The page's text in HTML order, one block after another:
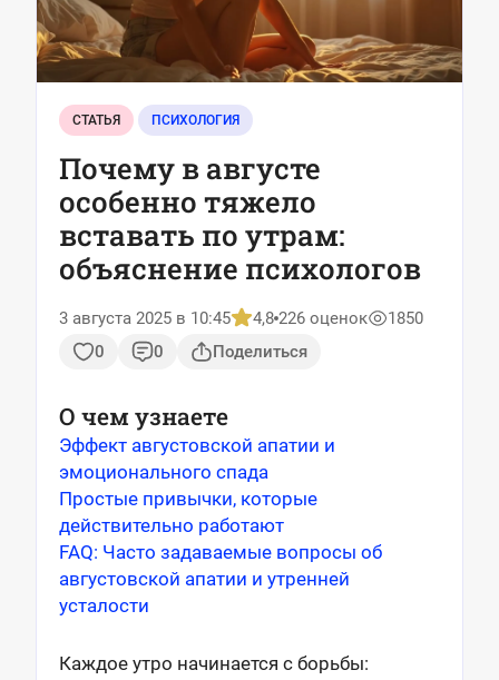
СТАТЬЯ ПСИХОЛОГИЯ
Почему в августе
особенно тяжело
вставать по утрам:
объяснение психологов
3 августа 2025 в 10:45 4,8 226 оценок
1850
0
0 Поделиться
О чем узнаете
Эффект августовской апатии и
эмоционального спада
Простые привычки, которые
действительно работают
FAQ: Часто задаваемые вопросы об
августовской апатии и утренней
усталости
Каждое утро начинается с борьбы: